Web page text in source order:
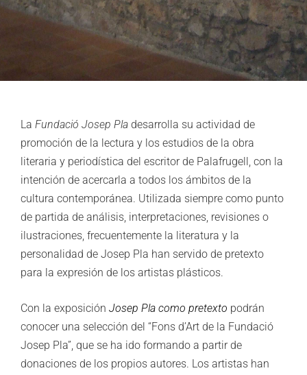
La Fundació Josep Pla desarrolla su actividad de
promoción de la lectura y los estudios de la obra
literaria y periodística del escritor de Palafrugell, con la
intención de acercarla a todos los ámbitos de la
cultura contemporánea. Utilizada siempre como punto
de partida de análisis, interpretaciones, revisiones o
ilustraciones, frecuentemente la literatura y la
personalidad de Josep Pla han servido de pretexto
para la expresión de los artistas plásticos.
Con la exposición Josep Pla como pretexto podrán
conocer una selección del “Fons d’Art de la Fundació
Josep Pla”, que se ha ido formando a partir de
donaciones de los propios autores. Los artistas han